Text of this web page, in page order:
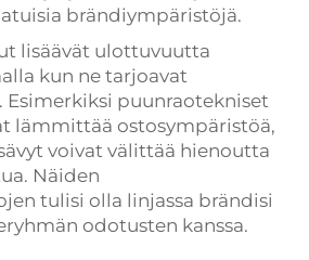
brändiympäristöjä.
lisäävät ulottuvuutta
kun ne tarjoavat
Esimerkiksi puunraotekniset
lämmittää ostosympäristöä,
voivat välittää hienoutta
Näiden
tulisi olla linjassa brändisi
odotusten kanssa.